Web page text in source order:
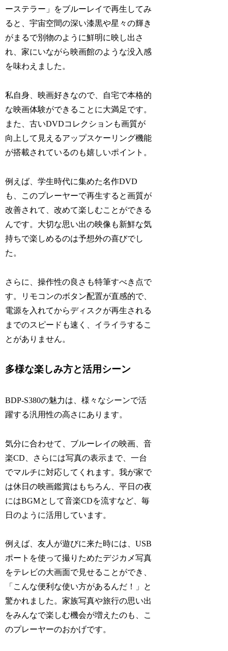
ーステラー」をブルーレイで再生してみ
ると、宇宙空間の深い漆黒や星々の輝き
がまるで別物のように鮮明に映し出さ
れ、家にいながら映画館のような没入感
を味わえました。
私自身、映画好きなので、自宅で本格的
な映画体験ができることに大満足です。
また、古いDVDコレクションも画質が
向上して見えるアップスケーリング機能
が搭載されているのも嬉しいポイント。
例えば、学生時代に集めた名作DVD
も、このプレーヤーで再生すると画質が
改善されて、改めて楽しむことができる
んです。大切な思い出の映像も新鮮な気
持ちで楽しめるのは予想外の喜びでし
た。
さらに、操作性の良さも特筆すべき点で
す。リモコンのボタン配置が直感的で、
電源を入れてからディスクが再生される
までのスピードも速く、イライラするこ
とがありません。
多様な楽しみ方と活用シーン
BDP-S380の魅力は、様々なシーンで活
躍する汎用性の高さにあります。
気分に合わせて、ブルーレイの映画、音
楽CD、さらには写真の表示まで、一台
でマルチに対応してくれます。我が家で
は休日の映画鑑賞はもちろん、平日の夜
にはBGMとして音楽CDを流すなど、毎
日のように活用しています。
例えば、友人が遊びに来た時には、USB
ポートを使って撮りためたデジカメ写真
をテレビの大画面で見せることができ、
「こんな便利な使い方があるんだ！」と
驚かれました。家族写真や旅行の思い出
をみんなで楽しむ機会が増えたのも、こ
のプレーヤーのおかげです。